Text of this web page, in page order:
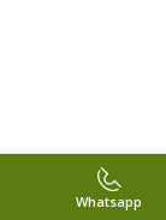
Whatsapp